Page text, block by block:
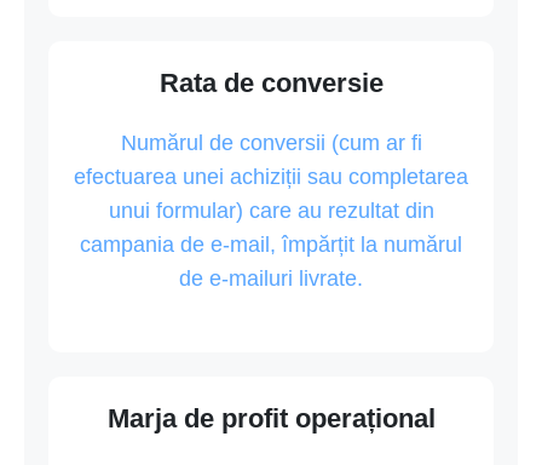
Rata de conversie
Numărul de conversii (cum ar fi
efectuarea unei achiziții sau completarea
unui formular) care au rezultat din
campania de e-mail, împărțit la numărul
de e-mailuri livrate.
Marja de profit operațional